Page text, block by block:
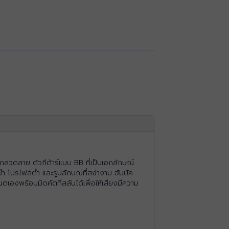
ลวดลาย ตัวกีต้าร์แบบ BB ที่เป็นเอกลักษณ์
ำ โปรไฟล์ต่ำ และรูปลักษณ์ที่สง่างาม ฮัมบัค
เองพร้อมมิดคัตที่สลับได้เพื่อให้เสียงมีความ